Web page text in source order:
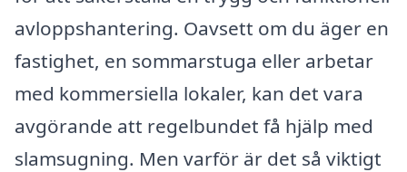
avloppshantering. Oavsett om du äger en
fastighet, en sommarstuga eller arbetar
med kommersiella lokaler, kan det vara
avgörande att regelbundet få hjälp med
slamsugning. Men varför är det så viktigt